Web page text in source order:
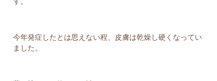
今年発症したとは思えない程、皮膚は乾燥し硬くなってい
ました。